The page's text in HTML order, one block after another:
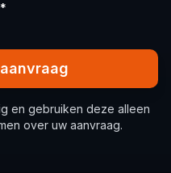
en gebruiken deze alleen
over uw aanvraag.